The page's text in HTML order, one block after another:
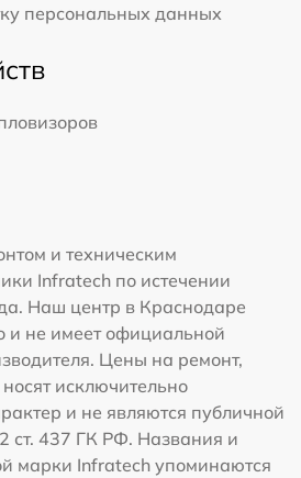
персональных данных
и техническим
Infratech по истечении
Наш центр в Краснодаре
и не имеет официальной
Цены на ремонт,
исключительно
и не являются публичной
ст. 437 ГК РФ. Названия и
марки Infratech упоминаются